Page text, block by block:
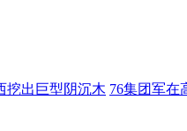
挖出巨型阴沉木 76集团军在